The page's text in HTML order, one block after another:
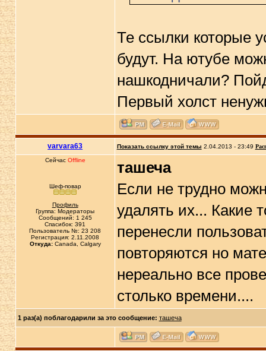
Те ссылки которые
будут. На ютубе
нашкодничали?
Первый холст
varvara63 Показать ссылку этой темы 2.04.2013 - 23:49
Сейчас Offline
Шеф-повар
Профиль
Группа: Модераторы
Сообщений: 1 245
Спасибок: 391
Пользователь №: 23 208
Регистрация: 2.11.2008
Откуда:Canada, Calgary
ташеча
Если не трудно
удалять их... Какие
перенесли
повторяются но
нереально все
столько времени....
1 раз(а) поблагодарили за это сообщение: ташеча